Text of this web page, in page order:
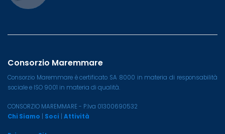
Consorzio Maremmare
Consorzio Maremmare è certificato SA 8000 in materia di responsabilità
sociale e ISO 9001 in materia di qualità.
CONSORZIO MAREMMARE - P.Iva 01300690532
Chi Siamo
Soci Attività